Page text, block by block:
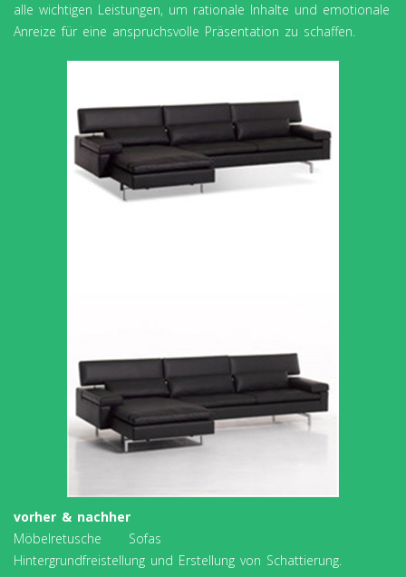
alle wichtigen Leistungen, um rationale Inhalte und emotionale
Anreize für eine anspruchsvolle Präsentation zu schaffen.
vorher & nachher
Möbelretusche Sofas
Hintergrundfreistellung und Erstellung von Schattierung.